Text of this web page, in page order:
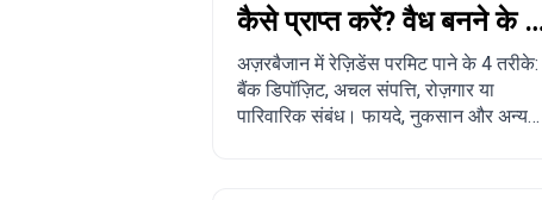
कैसे प्राप्त करें? वैध बनने के 4
तरीके
अज़रबैजान में रेज़िडेंस परमिट पाने के 4 तरीके:
बैंक डिपॉज़िट, अचल संपत्ति, रोज़गार या
पारिवारिक संबंध। फायदे, नुकसान और अन्य